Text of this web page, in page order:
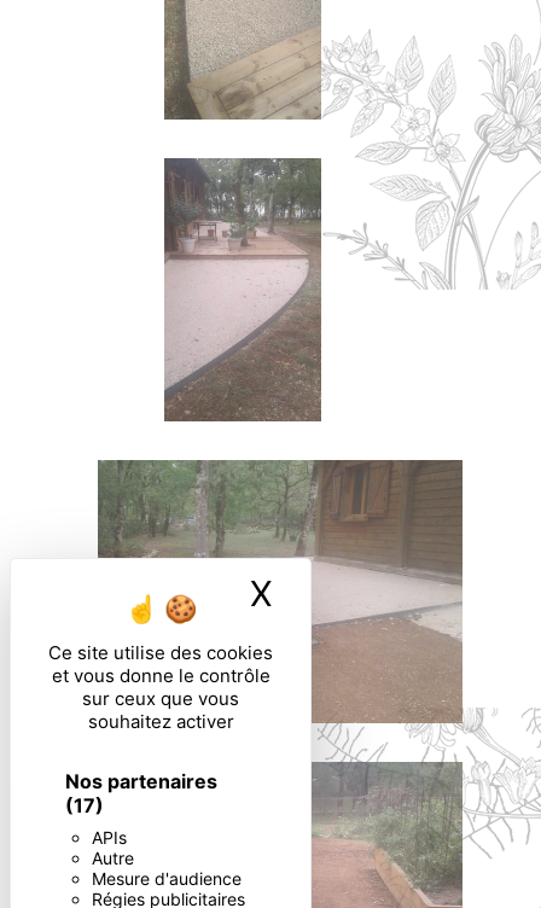
Ce site utilise des cookies
et vous donne le contrôle
sur ceux que vous
souhaitez activer
Nos partenaires
(17)
APIs
Autre
Mesure d'audience
Régies publicitaires
X Masquer le